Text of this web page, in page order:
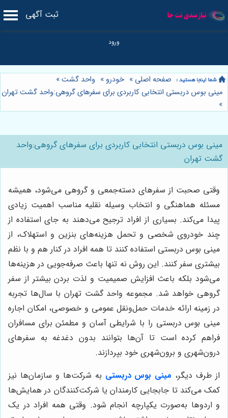
ثبت آگهی
صفحه اصلی » خودرو » واحد گشت»
مینی بوس دربستی انتخابی کاربردی برای سفرهای گروهی:واحد گشت تهران
»
مینی بوس دربستی انتخابی کاربردی برای سفرهای گروهی:واحد
گشت تهران
وقتی صحبت از سفرهای دسته‌جمعی و گروهی می‌شود، همیشه
مسئله هماهنگی و انتخاب وسیله نقلیه مناسب اهمیت زیادی
پیدا می‌کند. بسیاری از افراد ترجیح می‌دهند به جای استفاده از
چند خودروی شخصی و تحمل هزینه‌های بنزین و استهلاک، از
مینی بوس دربستی استفاده کنند تا همه افراد در کنار هم و با نظم
بیشتری سفر کنند. این روش نه تنها باعث صرفه‌جویی در هزینه‌ها
می‌شود بلکه باعث افزایش صمیمیت و لذت بردن بیشتر از سفر
گروهی خواهد شد. مجموعه واحد گشت تهران با سال‌ها تجربه
در زمینه ارائه خدمات حمل‌ونقل عمومی و خصوصی، امکان اجاره
مینی بوس دربستی را با شرایطی آسان و مطمئن برای مسافران
فراهم کرده است تا آن‌ها بتوانند بدون دغدغه به سفرهای
درون‌شهری و برون‌شهری خود بپردازند.
از طرف دیگر، مینی بوس دربستی به شرکت‌ها و سازمان‌ها نیز
کمک می‌کند تا جابجایی کارمندان یا شرکت‌کنندگان در همایش‌ها
و اردوها به‌صورت یکپارچه انجام شود. وقتی همه افراد در یک